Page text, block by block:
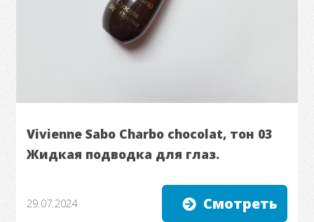
Vivienne Sabo Charbo chocolat, тон 03
Жидкая подводка для глаз.
29.07.2024 Смотреть